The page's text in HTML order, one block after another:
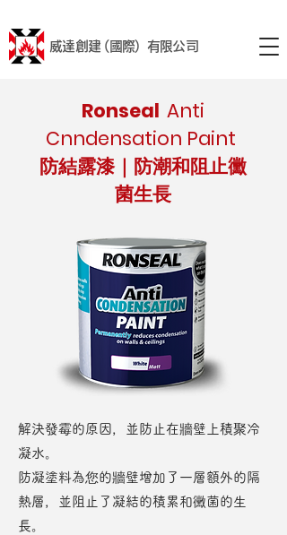
威達創建 (國際) 有限公司
Ronseal Anti
Cnndensation Paint
防結露漆｜防潮和阻止黴
菌生長
解決發霉的原因，並防止在牆壁上積聚冷
凝水。
防凝塗料為您的牆壁增加了一層額外的隔
熱層，並阻止了凝結的積累和黴菌的生
長。